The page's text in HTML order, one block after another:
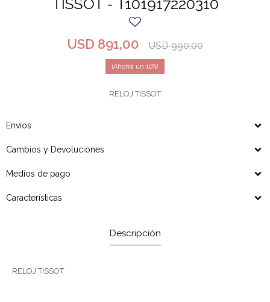
TISSOT - T101917220310
USD 891,00 USD 990,00
10
RELOJ TISSOT
Envíos
Cambios y Devoluciones
Medios de pago
Características
Descripción
RELOJ TISSOT